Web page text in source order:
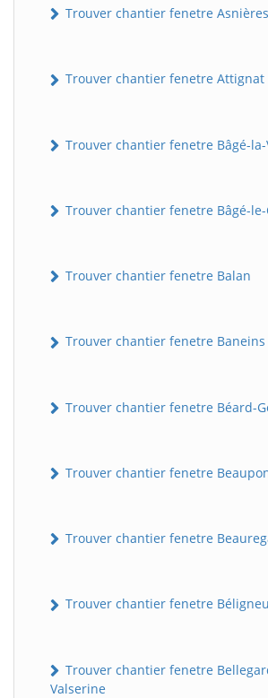
Trouver chantier fenetre
Trouver chantier fenetre Attignat
Trouver chantier fenetre Bâgé-la-
Trouver chantier fenetre Bâgé-
Trouver chantier fenetre Balan
Trouver chantier fenetre Baneins
Trouver chantier fenetre Béard-
Trouver chantier fenetre
Trouver chantier fenetre
Trouver chantier fenetre
Trouver chantier fenetre
Valserine